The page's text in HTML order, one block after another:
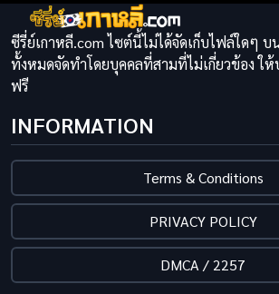
ซีรี่ย์เกาหลี.com ไซต์นี้ไม่ได้จัดเก็บไฟล์ใดๆ บ
ทั้งหมดจัดทำโดยบุคคลที่สามที่ไม่เกี่ยวข้อง ให้
ฟรี
INFORMATION
Terms & Conditions
PRIVACY POLICY
DMCA / 2257